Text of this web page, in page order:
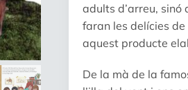
adults d’arreu,
faran les delícies
aquest producte
De la mà de la